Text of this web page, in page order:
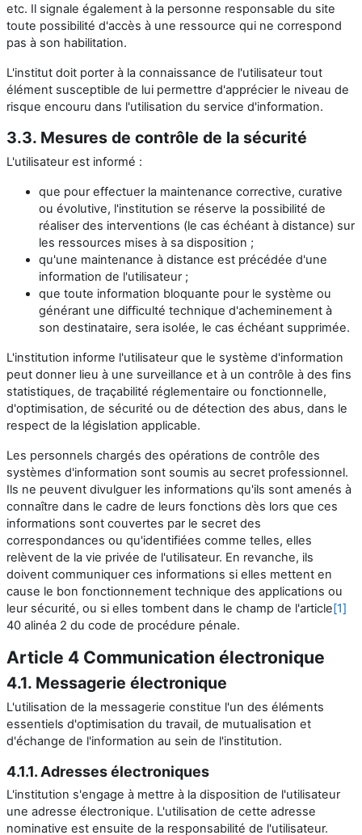
etc. Il signale également à la personne responsable du site
toute possibilité d'accès à une ressource qui ne correspond
pas à son habilitation.
L'institut doit porter à la connaissance de l'utilisateur tout
élément susceptible de lui permettre d'apprécier le niveau de
risque encouru dans l'utilisation du service d'information.
3.3. Mesures de contrôle de la sécurité
L'utilisateur est informé :
que pour effectuer la maintenance corrective, curative
ou évolutive, l'institution se réserve la possibilité de
réaliser des interventions (le cas échéant à distance) sur
les ressources mises à sa disposition ;
qu'une maintenance à distance est précédée d'une
information de l'utilisateur ;
que toute information bloquante pour le système ou
générant une difficulté technique d'acheminement à
son destinataire, sera isolée, le cas échéant supprimée.
L'institution informe l'utilisateur que le système d'information
peut donner lieu à une surveillance et à un contrôle à des fins
statistiques, de traçabilité réglementaire ou fonctionnelle,
d'optimisation, de sécurité ou de détection des abus, dans le
respect de la législation applicable.
Les personnels chargés des opérations de contrôle des
systèmes d'information sont soumis au secret professionnel.
Ils ne peuvent divulguer les informations qu'ils sont amenés à
connaître dans le cadre de leurs fonctions dès lors que ces
informations sont couvertes par le secret des
correspondances ou qu'identifiées comme telles, elles
relèvent de la vie privée de l'utilisateur. En revanche, ils
doivent communiquer ces informations si elles mettent en
cause le bon fonctionnement technique des applications ou
leur sécurité, ou si elles tombent dans le champ de l'article[1]
40 alinéa 2 du code de procédure pénale.
Article 4 Communication électronique
4.1. Messagerie électronique
L'utilisation de la messagerie constitue l'un des éléments
essentiels d'optimisation du travail, de mutualisation et
d'échange de l'information au sein de l'institution.
4.1.1. Adresses électroniques
L'institution s'engage à mettre à la disposition de l'utilisateur
une adresse électronique. L'utilisation de cette adresse
nominative est ensuite de la responsabilité de l'utilisateur.